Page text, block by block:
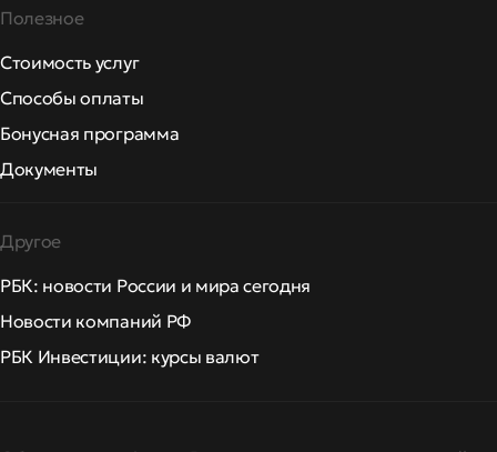
Полезное
Стоимость услуг
Способы оплаты
Бонусная программа
Документы
Другое
РБК: новости России и мира сегодня
Новости компаний РФ
РБК Инвестиции: курсы валют